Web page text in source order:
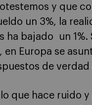
y que
un 3%, la
ha bajado un
en Europa se
de
que hace ruido